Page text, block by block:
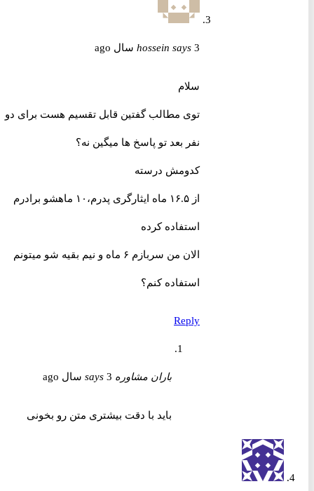
hossein says
سلام
توی مطالب گفتین قابل تقسیم هست برای دو
نفر بعد تو پاسخ ها میگین نه؟
کدومش درسته
از ۱۶.۵ ماه ایثارگری پدرم،۱۰ ماهشو برادرم
استفاده کرده
الان من سربازم ۶ ماه و نیم بقیه شو میتونم
استفاده کنم؟
Reply
باران مشاوره says 3 سال ago
باید با دقت بیشتری متن رو بخونی